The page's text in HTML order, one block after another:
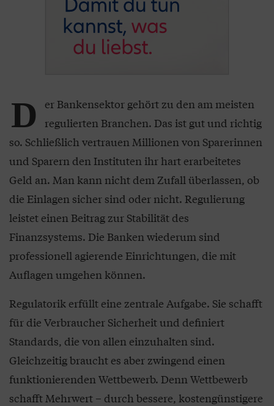
D er Bankensektor gehört zu den am meisten
regulierten Branchen. Das ist gut und richtig
so. Schließlich vertrauen Millionen von Sparerinnen
und Sparern den Instituten ihr hart erarbeitetes
Geld an. Man kann nicht dem Zufall überlassen, ob
die Einlagen sicher sind oder nicht. Regulierung
leistet einen Beitrag zur Stabilität des
Finanzsystems. Die Banken wiederum sind
professionell agierende Einrichtungen, die mit
Auflagen umgehen können.
Regulatorik erfüllt eine zentrale Aufgabe. Sie schafft
für die Verbraucher Sicherheit und definiert
Standards, die von allen einzuhalten sind.
Gleichzeitig braucht es aber zwingend einen
funktionierenden Wettbewerb. Denn Wettbewerb
schafft Mehrwert – durch bessere, kostengünstigere